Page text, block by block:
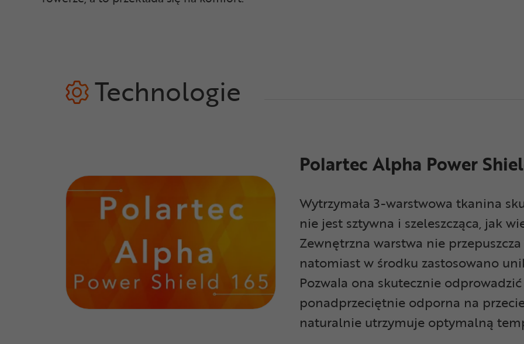
Technologie
Polartec Alpha Power
Wytrzymała 3-warstwowa tkanina
nie jest sztywna i szeleszcząca, jak
Zewnętrzna warstwa nie
natomiast w środku zastosowano
Pozwala ona skutecznie
ponadprzeciętnie odporna na
naturalnie utrzymuje optymalną